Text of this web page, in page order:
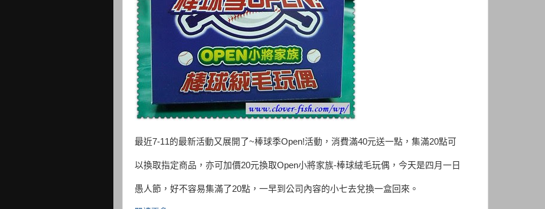
最近7-11的最新活動又展開了~棒球季Open!活動，消費滿40元送一點，集滿20點可
以換取指定商品，亦可加價20元換取Open小將家族-棒球絨毛玩偶，今天是四月一日
愚人節，好不容易集滿了20點，一早到公司內容的小七去兌換一盒回來。